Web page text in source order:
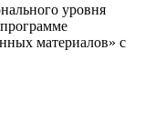
уровня
материалов» с